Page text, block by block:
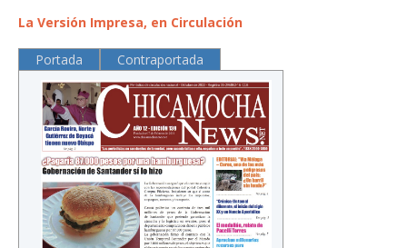
La Versión Impresa, en Circulación
Portada Contraportada